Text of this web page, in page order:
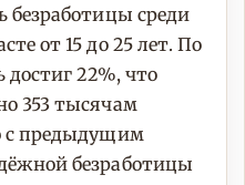
безработицы среди
от 15 до 25 лет. По
достиг 22%, что
353 тысячам
с предыдущим
безработицы